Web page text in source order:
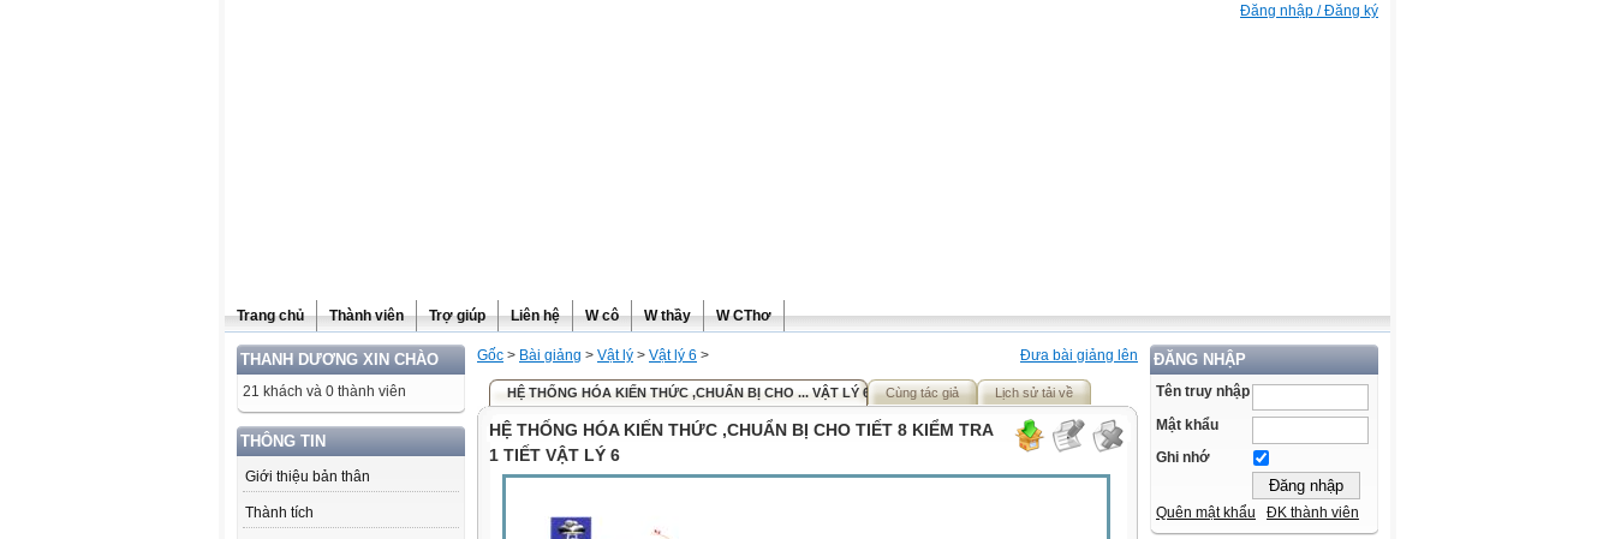
Đăng nhập / Đăng ký
Trang chủ Thành viên Trợ giúp Liên hệ W cô W thầy W CThơ
THANH DƯƠNG XIN CHÀO
21 khách và 0 thành viên
THÔNG TIN
Giới thiệu bản thân
Thành tích
ĐĂNG NHẬP
Tên truy nhập
Mật khẩu
Ghi nhớ
Quên mật khẩu ĐK thành viên
Đưa bài giảng lên
Gốc > Bài giảng > Vật lý > Vật lý 6 >
HỆ THỐNG HÓA KIẾN THỨC ,CHUẨN BỊ CHO ... VẬT LÝ 6 Cùng tác giả Lịch sử tải về
HỆ THỐNG HÓA KIẾN THỨC ,CHUẨN BỊ CHO TIẾT 8 KIỂM TRA
1 TIẾT VẬT LÝ 6